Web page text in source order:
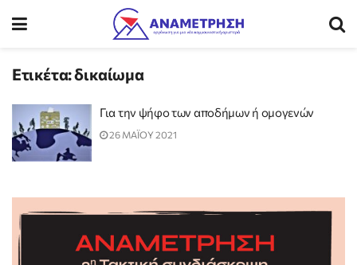
Ετικέτα:δικαίωμα
Για την ψήφο των αποδήμων ή ομογενών
26 ΜΑΪΟΥ 2021